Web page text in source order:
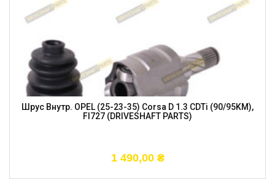
Шрус Внутр. OPEL (25-23-35) Corsa D 1.3 CDTi (90/95KM),
FI727 (DRIVESHAFT PARTS)
1 490,00 ₴